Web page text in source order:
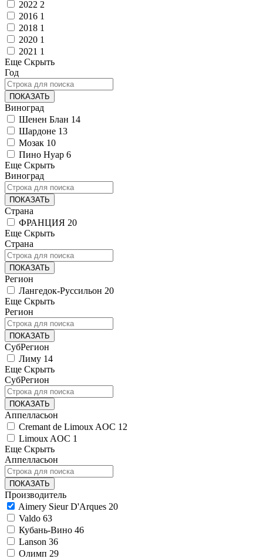
2022 2
2016 1
2018 1
2020 1
2021 1
Еще Скрыть
Год
ПОКАЗАТЬ
Виноград
Шенен Блан 14
Шардоне 13
Мозак 10
Пино Нуар 6
Еще Скрыть
Виноград
ПОКАЗАТЬ
Страна
ФРАНЦИЯ 20
Еще Скрыть
Страна
ПОКАЗАТЬ
Регион
Лангедок-Руссильон 20
Еще Скрыть
Регион
ПОКАЗАТЬ
СубРегион
Лиму 14
Еще Скрыть
СубРегион
ПОКАЗАТЬ
Аппелласьон
Cremant de Limoux AOC 12
Limoux AOC 1
Еще Скрыть
Аппелласьон
ПОКАЗАТЬ
Производитель
Aimery Sieur D'Arques 20
Valdo 63
Кубань-Вино 46
Lanson 36
Олимп 29